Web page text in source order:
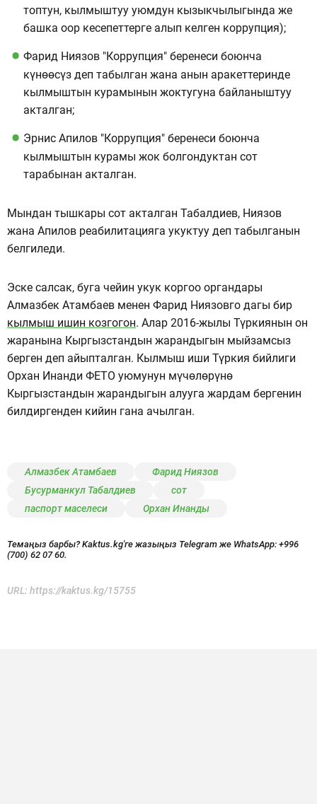
топтун, кылмыштуу уюмдун кызыкчылыгында же
башка оор кесепеттерге алып келген коррупция);
Фарид Ниязов "Коррупция" беренеси боюнча
күнөөсүз деп табылган жана анын аракеттеринде
кылмыштын курамынын жоктугуна байланыштуу
акталган;
Эрнис Апилов "Коррупция" беренеси боюнча
кылмыштын курамы жок болгондуктан сот
тарабынан акталган.
Мындан тышкары сот акталган Табалдиев, Ниязов
жана Апилов реабилитацияга укуктуу деп табылганын
белгиледи.
Эске салсак, буга чейин укук коргоо органдары
Алмазбек Атамбаев менен Фарид Ниязовго дагы бир
кылмыш ишин козгогон. Алар 2016-жылы Түркиянын он
жаранына Кыргызстандын жарандыгын мыйзамсыз
берген деп айыпталган. Кылмыш иши Түркия бийлиги
Орхан Инанди ФЕТО уюмунун мүчөлөрүнө
Кыргызстандын жарандыгын алууга жардам бергенин
билдиргенден кийин гана ачылган.
Алмазбек Атамбаев
Фарид Ниязов
Бусурманкул Табалдиев
сот
паспорт маселеси
Орхан Инанды
Темаңыз барбы? Kaktus.kg'ге жазыңыз Telegram же WhatsApp: +996
(700) 62 07 60.
URL: https://kaktus.kg/15755